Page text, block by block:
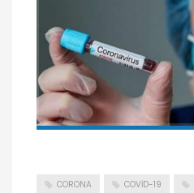
CORONA COVID-19